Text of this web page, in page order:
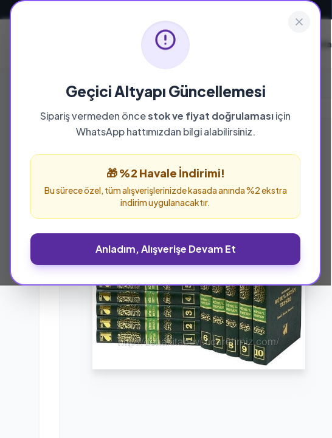
Geçici Altyapı Güncellemesi
Sipariş vermeden öncestok ve fiyat doğrulamasıiçin
WhatsApp hattımızdan bilgi alabilirsiniz.
🎁 %2 Havale İndirimi!
Bu sürece özel, tüm alışverişlerinizde kasada anında %2 ekstra
indirim uygulanacaktır.
Anladım, Alışverişe Devam Et
Hakkımızda
%25 İNDİRİM